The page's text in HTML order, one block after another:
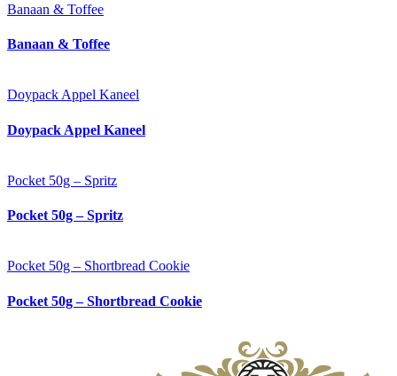
Banaan & Toffee
Banaan & Toffee
Doypack Appel Kaneel
Doypack Appel Kaneel
Pocket 50g – Spritz
Pocket 50g – Spritz
Pocket 50g – Shortbread Cookie
Pocket 50g – Shortbread Cookie